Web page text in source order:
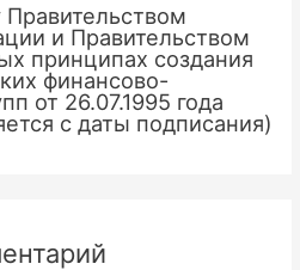
и Правительством
принципах создания
финансово-
от 26.07.1995 года
с даты подписания)